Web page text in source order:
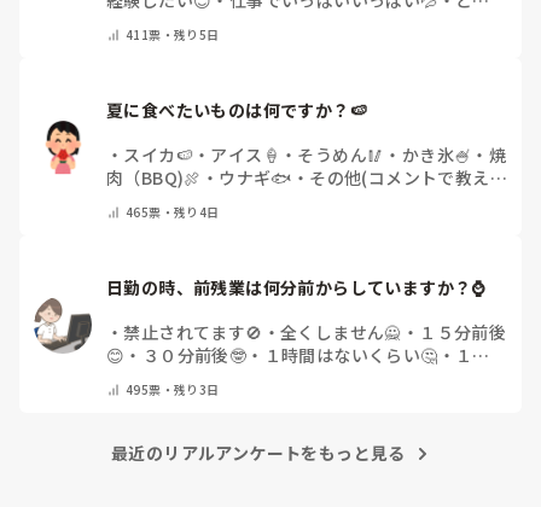
な自分になりたいか探し中🧐
教えてください）
411票・残り5日
夏に食べたいものは何ですか？🍉
・ スイカ🍉 ・ アイス🍦 ・ そうめん🥢 ・ かき氷🍧 ・ 焼
肉（BBQ)🍖 ・ ウナギ🐟 ・ その他(コメントで教え
てください)
465票・残り4日
日勤の時、前残業は何分前からしていますか？⌚
・禁止されてます🚫 ・ 全くしません🙅 ・ １５分前後
😊 ・ ３０分前後🤓 ・ １時間はないくらい🤔 ・ １時
間以上…😨
495票・残り3日
最近のリアルアンケートをもっと見る